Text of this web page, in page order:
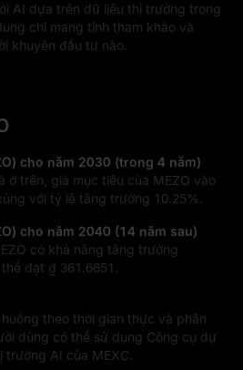
AI dựa trên dữ liệu thị trường trong
chỉ mang tính tham khảo và
khuyên đầu tư nào.
cho năm 2030 (trong 4 năm)
ở trên, giá mục tiêu của MEZO vào
với tỷ lệ tăng trưởng 10.25%
cho năm 2040 (14 năm sau)
có khả năng tăng trưởng
thể đạt ₫ 361.6651
theo thời gian thực và phân
dùng có thể sử dụng Công cụ dự
AI của MEXC.